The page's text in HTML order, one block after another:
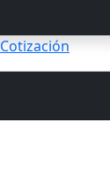
Cotización